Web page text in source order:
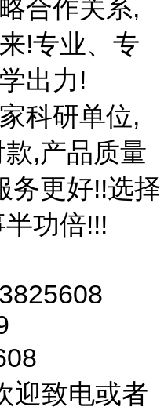
合作关系,
!专业、专
出力!
科研单位,
,产品质量
务更好!!选择
功倍!!!
迎致电或者